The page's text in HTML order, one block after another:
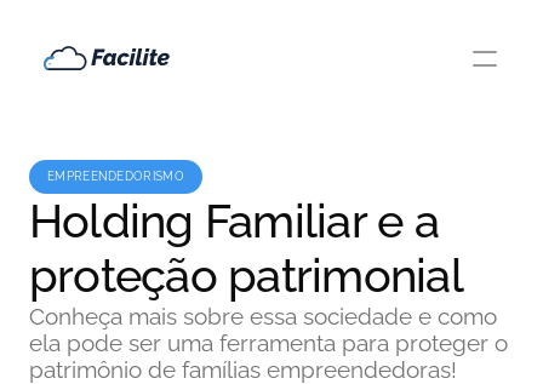
EMPREENDEDORISMO
Holding Familiar e a
proteção patrimonial
Conheça mais sobre essa sociedade e como
ela pode ser uma ferramenta para proteger o
patrimônio de famílias empreendedoras!